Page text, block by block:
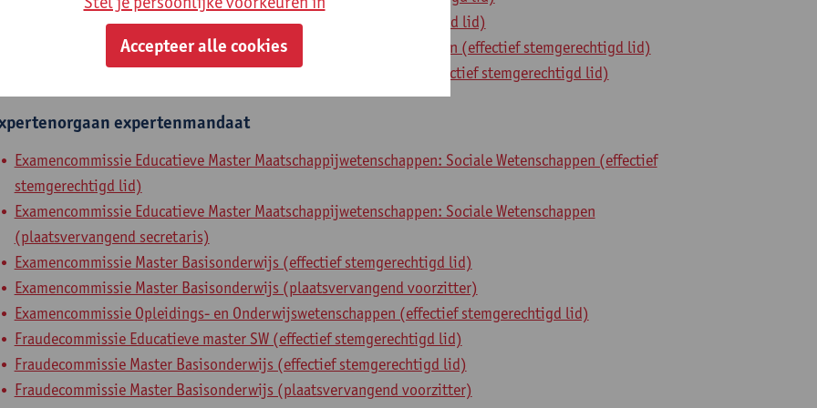
Onderwijscommissie Faculteit SW (plaatsvervangend stemgerechtigd lid)
Opleidingscommissie Educatieve Master Maatschappijwetenschappen (effectief stemgerechtigd lid)
Opleidingscommissie Opleidings- en Onderwijswetenschappen (effectief stemgerechtigd lid)
expertenmandaat
Examencommissie Educatieve Master Maatschappijwetenschappen: Sociale Wetenschappen (effectief
stemgerechtigd lid)
Examencommissie Educatieve Master Maatschappijwetenschappen: Sociale Wetenschappen
(plaatsvervangend secretaris)
Examencommissie Master Basisonderwijs (effectief stemgerechtigd lid)
Examencommissie Master Basisonderwijs (plaatsvervangend voorzitter)
Examencommissie Opleidings- en Onderwijswetenschappen (effectief stemgerechtigd lid)
Fraudecommissie Educatieve master SW (effectief stemgerechtigd lid)
Fraudecommissie Master Basisonderwijs (effectief stemgerechtigd lid)
Fraudecommissie Master Basisonderwijs (plaatsvervangend voorzitter)
Accepteer alle cookies